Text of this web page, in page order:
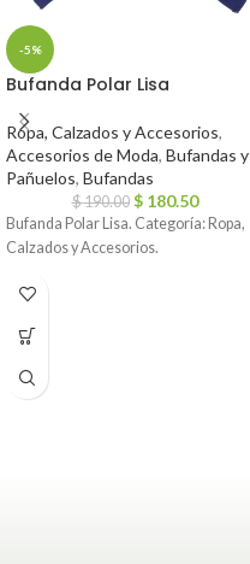
-5%
Bufanda Polar Lisa
Ropa, Calzados y Accesorios,
Accesorios de Moda, Bufandas y
Pañuelos, Bufandas
$190.00 $ 180.50
Bufanda Polar Lisa. Categoría: Ropa,
Calzados y Accesorios.